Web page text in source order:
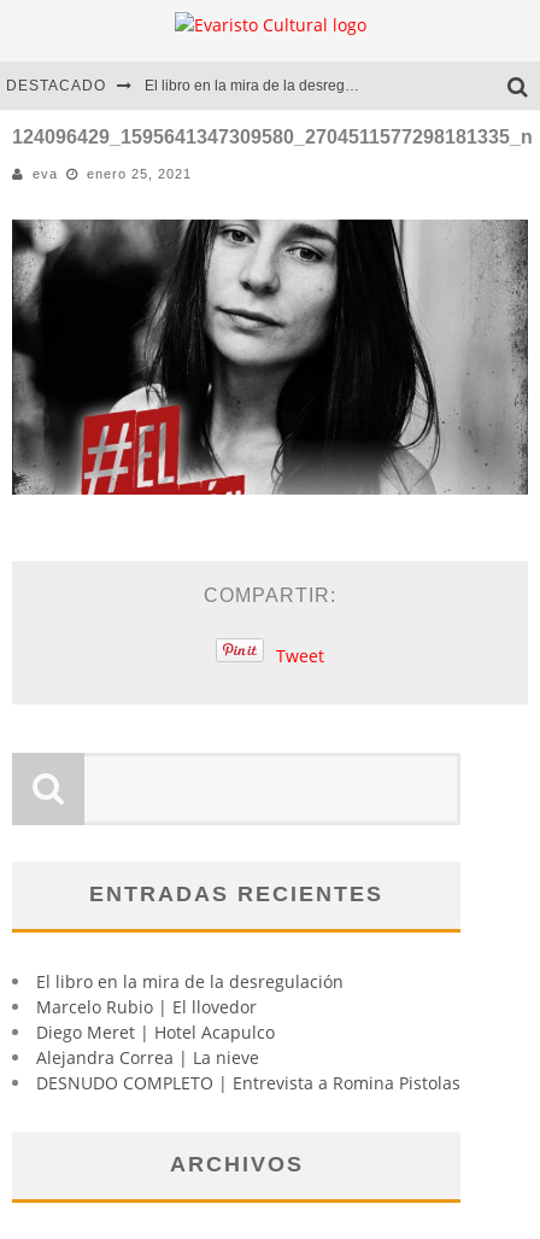
DESTACADO El libro en la mira de la desregulación
Marcelo Rubio | El llovedor
Diego Meret | Hotel Acapulco
Alejandra Correa | La nieve
124096429_1595641347309580_2704511577298181335_n
eva enero 25, 2021
COMPARTIR:
Tweet
ENTRADAS RECIENTES
El libro en la mira de la desregulación
Marcelo Rubio | El llovedor
Diego Meret | Hotel Acapulco
Alejandra Correa | La nieve
DESNUDO COMPLETO | Entrevista a Romina Pistolas
ARCHIVOS